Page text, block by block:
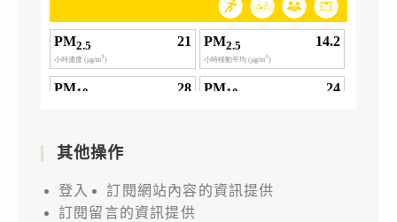
其他操作
登入
訂閱網站內容的資訊提供
訂閱留言的資訊提供